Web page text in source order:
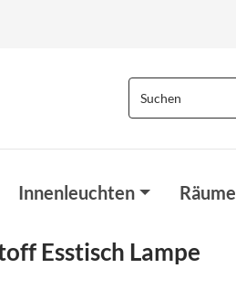
Innenleuchten Räume
Esstisch Lampe